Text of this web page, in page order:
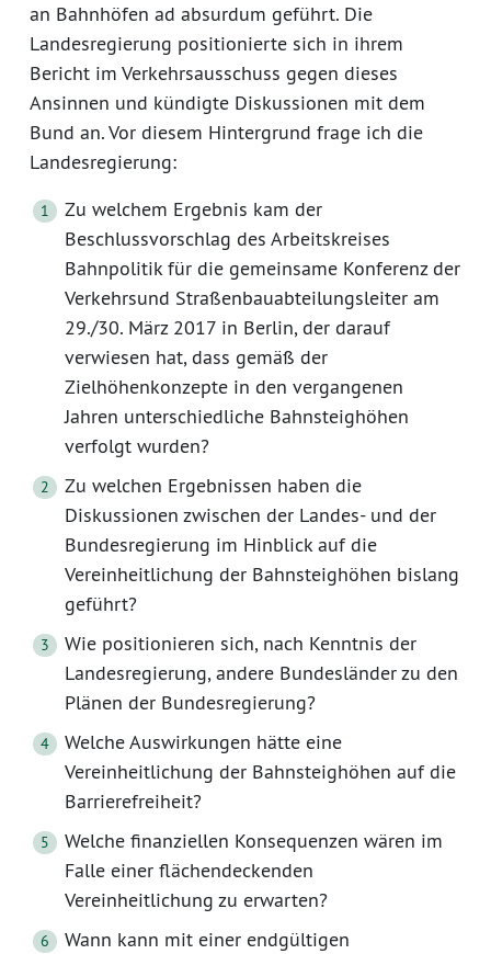
an Bahnhöfen ad absurdum geführt. Die
Landesregierung positionierte sich in ihrem
Bericht im Verkehrsausschuss gegen dieses
Ansinnen und kündigte Diskussionen mit dem
Bund an. Vor diesem Hintergrund frage ich die
Landesregierung:
Zu welchem Ergebnis kam der
Beschlussvorschlag des Arbeitskreises
Bahnpolitik für die gemeinsame Konferenz der
Verkehrsund Straßenbauabteilungsleiter am
29./30. März 2017 in Berlin, der darauf
verwiesen hat, dass gemäß der
Zielhöhenkonzepte in den vergangenen
Jahren unterschiedliche Bahnsteighöhen
verfolgt wurden?
Zu welchen Ergebnissen haben die
Diskussionen zwischen der Landes- und der
Bundesregierung im Hinblick auf die
Vereinheitlichung der Bahnsteighöhen bislang
geführt?
Wie positionieren sich, nach Kenntnis der
Landesregierung, andere Bundesländer zu den
Plänen der Bundesregierung?
Welche Auswirkungen hätte eine
Vereinheitlichung der Bahnsteighöhen auf die
Barrierefreiheit?
Welche finanziellen Konsequenzen wären im
Falle einer flächendeckenden
Vereinheitlichung zu erwarten?
Wann kann mit einer endgültigen